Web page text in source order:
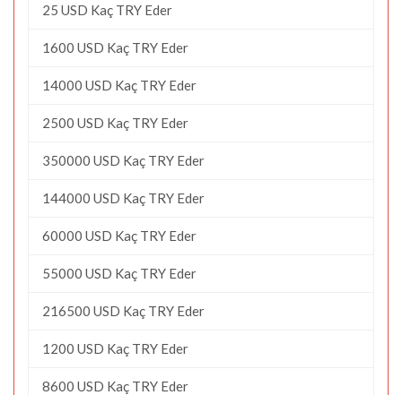
25 USD Kaç TRY Eder
1600 USD Kaç TRY Eder
14000 USD Kaç TRY Eder
2500 USD Kaç TRY Eder
350000 USD Kaç TRY Eder
144000 USD Kaç TRY Eder
60000 USD Kaç TRY Eder
55000 USD Kaç TRY Eder
216500 USD Kaç TRY Eder
1200 USD Kaç TRY Eder
8600 USD Kaç TRY Eder